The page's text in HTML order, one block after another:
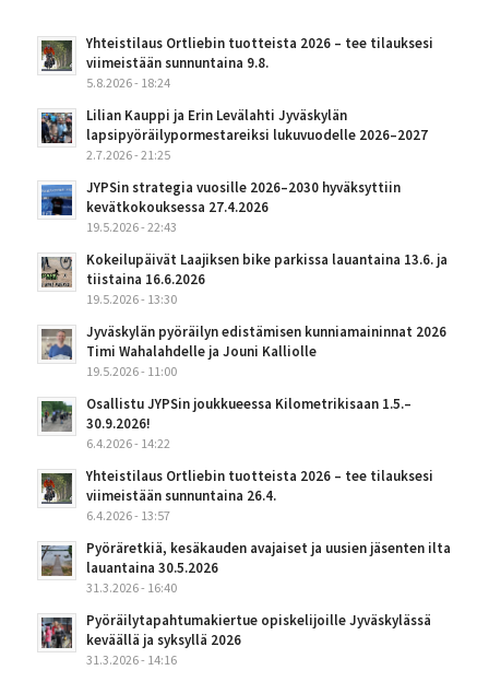
Yhteistilaus Ortliebin tuotteista 2026 – tee tilauksesi
viimeistään sunnuntaina 9.8.
5.8.2026 - 18:24
Lilian Kauppi ja Erin Levälahti Jyväskylän
lapsipyöräilypormestareiksi lukuvuodelle 2026–2027
2.7.2026 - 21:25
JYPSin strategia vuosille 2026–2030 hyväksyttiin
kevätkokouksessa 27.4.2026
19.5.2026 - 22:43
Kokeilupäivät Laajiksen bike parkissa lauantaina 13.6. ja
tiistaina 16.6.2026
19.5.2026 - 13:30
Jyväskylän pyöräilyn edistämisen kunniamaininnat 2026
Timi Wahalahdelle ja Jouni Kalliolle
19.5.2026 - 11:00
Osallistu JYPSin joukkueessa Kilometrikisaan 1.5.–
30.9.2026!
6.4.2026 - 14:22
Yhteistilaus Ortliebin tuotteista 2026 – tee tilauksesi
viimeistään sunnuntaina 26.4.
6.4.2026 - 13:57
Pyöräretkiä, kesäkauden avajaiset ja uusien jäsenten ilta
lauantaina 30.5.2026
31.3.2026 - 16:40
Pyöräilytapahtumakiertue opiskelijoille Jyväskylässä
keväällä ja syksyllä 2026
31.3.2026 - 14:16